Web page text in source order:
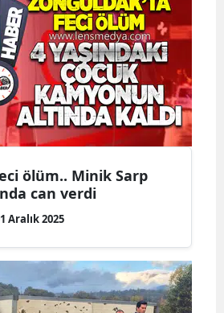
ölüm.. Minik Sarp
can verdi
Aralık 2025